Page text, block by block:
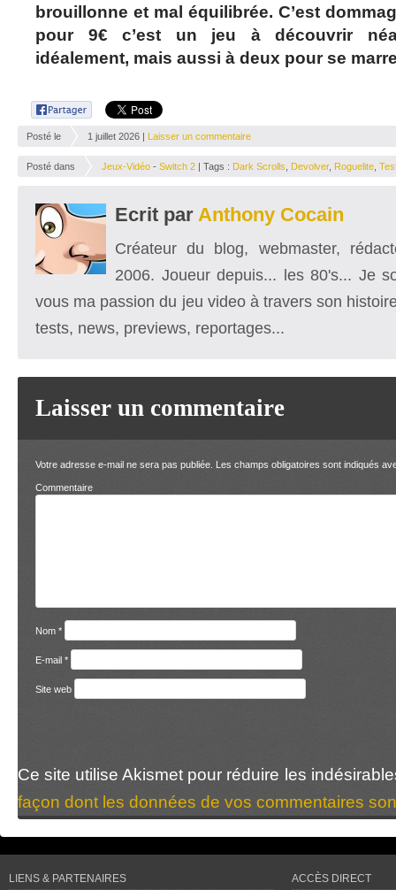
brouillonne et mal équilibrée. C’est
pour 9€ c’est un jeu à découvrir
idéalement, mais aussi à deux pour se
Posté le 1 juillet 2026 | Laisser un commentaire
Posté dans Jeux-Vidéo - Switch 2 | Tags : Dark Scrolls Devolver, Roguelite
Ecrit par Anthony Cocain
Créateur du blog, webmaster,
2006. Joueur depuis... les 80's... Je
vous ma passion du jeu video à travers son
tests, news, previews, reportages...
Laisser un commentaire
Votre adresse e-mail ne sera pas publiée. Les champs obligatoires sont indiqués
Nom *
E-mail *
Site web
Ce site utilise Akismet pour réduire les
façon dont les données de vos commentaires
LIENS & PARTENAIRES ACCÈS DIRECT